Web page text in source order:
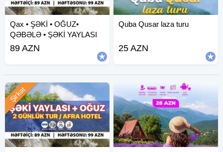
Qax • ŞƏKİ • OĞUZ•
QƏBƏLƏ • ŞƏKİ YAYLASI
89 AZN
Quba Qusar laza turu
25 AZN
Şirkət